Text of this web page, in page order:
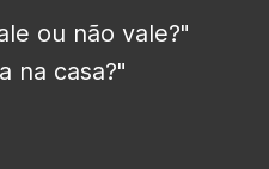
ou não vale?"
na casa?"